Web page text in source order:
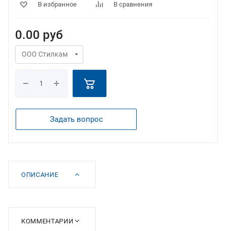
В избранное В сравнения
0.00 руб
Задать вопрос
ОПИСАНИЕ
КОММЕНТАРИИ